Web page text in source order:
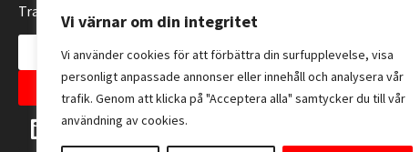
Vi värnar om din integritet
Vi använder cookies för att förbättra din surfupplevelse, visa
personligt anpassade annonser eller innehåll och analysera vår
trafik. Genom att klicka på "Acceptera alla" samtycker du till vår
användning av cookies.
Transportvägen 14, 246 42 Löddeköpinge, Sverige
Kontakta oss
Allmänna försäljningsvillkor